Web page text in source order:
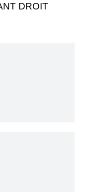
DROIT